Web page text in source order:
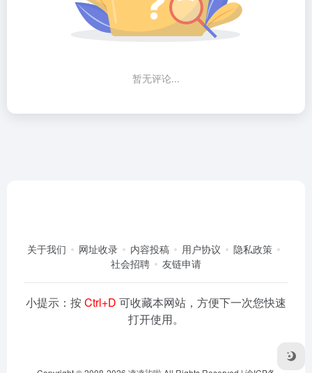
暂无评论...
关于我们 网址收录 内容投稿 用户协议
隐私政策
社会招聘
友链申请
小提示：按Ctrl+D 可收藏本网站，方便下一次您快速
打开使用。